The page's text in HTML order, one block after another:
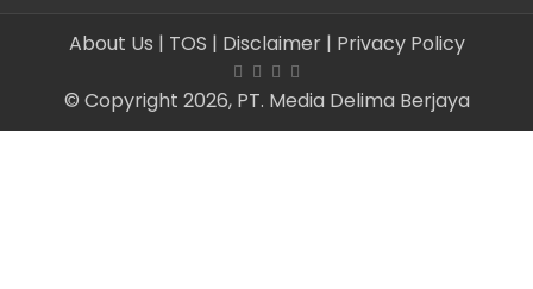
About Us | TOS | Disclaimer | Privacy Policy
© Copyright 2026, PT. Media Delima Berjaya